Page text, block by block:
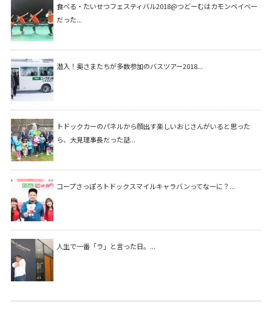
食べる・たいせつフェスティバル2018@つどーむはカモンベイベー
だった...
潜入！奥さまたちが多数参加のバスツアー2018...
トドックカーのパネルから顔出す楽しいおじさんがいると思った
ら、大見理事長だった話...
コープさっぽろトドックスマイルキャラバンってなーに？...
人生で一番「ラ」と言った日。...